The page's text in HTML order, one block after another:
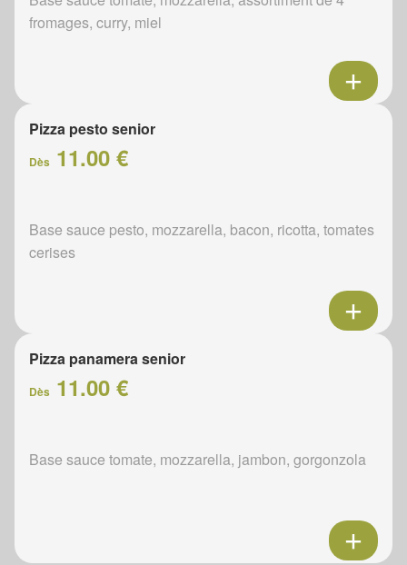
fromages, curry, miel
Pizza pesto senior
Dès 11.00 €
Base sauce pesto, mozzarella, bacon, ricotta, tomates
cerises
Pizza panamera senior
Dès 11.00 €
Base sauce tomate, mozzarella, jambon, gorgonzola